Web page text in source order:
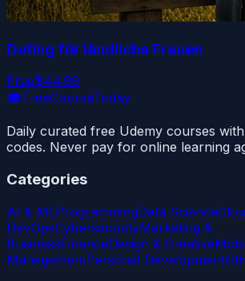
Dating für ländliche Frauen
Free$44.99
🎓FreeCourseToday
Daily curated free Udemy courses
codes. Never pay for online learning
Categories
AI & MLProgrammingData Science
DevOpsCybersecurityMarketing &
BusinessFinanceDesign & Creative
ManagementPersonal Development